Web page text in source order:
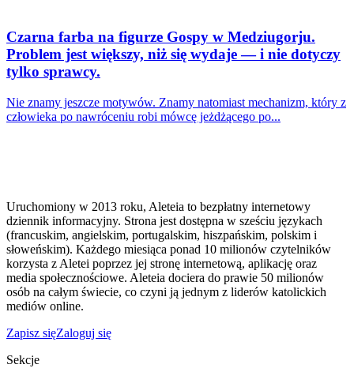
Czarna farba na figurze Gospy w Medziugorju.
Problem jest większy, niż się wydaje — i nie dotyczy
tylko sprawcy.
Nie znamy jeszcze motywów. Znamy natomiast mechanizm, który z
człowieka po nawróceniu robi mówcę jeżdżącego po...
Uruchomiony w 2013 roku, Aleteia to bezpłatny internetowy
dziennik informacyjny. Strona jest dostępna w sześciu językach
(francuskim, angielskim, portugalskim, hiszpańskim, polskim i
słoweńskim). Każdego miesiąca ponad 10 milionów czytelników
korzysta z Aletei poprzez jej stronę internetową, aplikację oraz
media społecznościowe. Aleteia dociera do prawie 50 milionów
osób na całym świecie, co czyni ją jednym z liderów katolickich
mediów online.
Zapisz sięZaloguj się
Sekcje